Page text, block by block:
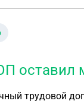
оставил
трудовой